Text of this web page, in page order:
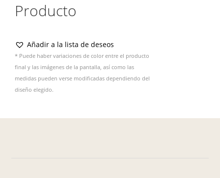
Producto
Añadir a la lista de deseos
* Puede haber variaciones de color entre el producto
final y las imágenes de la pantalla, así como las
medidas pueden verse modificadas dependiendo del
diseño elegido.